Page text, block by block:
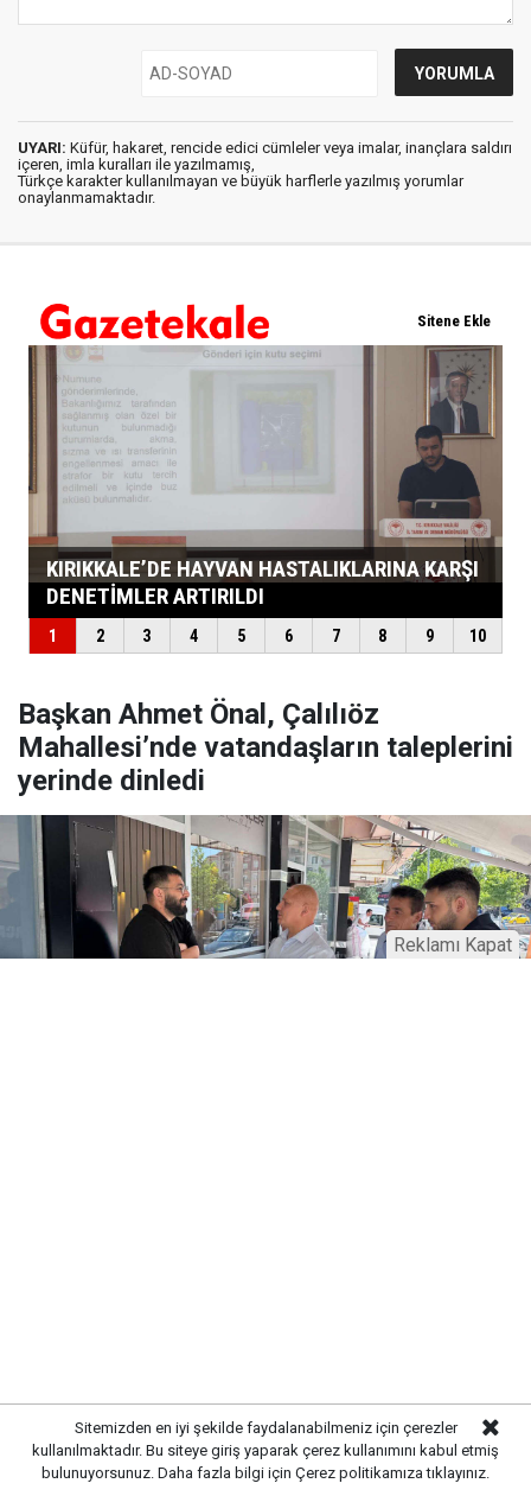
UYARI: Küfür, hakaret, rencide edici cümleler veya imalar, inançlara saldırı
içeren, imla kuralları ile yazılmamış,
Türkçe karakter kullanılmayan ve büyük harflerle yazılmış yorumlar
onaylanmamaktadır.
Başkan Ahmet Önal, Çalılıöz
Mahallesi’nde vatandaşların taleplerini
yerinde dinledi
belediyecilik anlayışıyla çalışmaların süreceğini
vurguladı.Sitemizden en iyi şekilde faydalanabilmeniz için çerezler
kullanılmaktadır. Bu siteye giriş yaparak çerez kullanımını kabul etmiş
bulunuyorsunuz. Daha fazla bilgi için Çerez politikamıza tıklayınız.
Reklamı Kapat